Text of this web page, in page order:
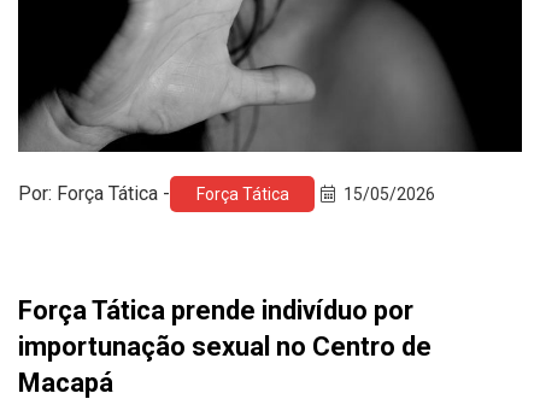
Por: Força Tática - Força Tática 15/05/2026
Força Tática prende indivíduo por
importunação sexual no Centro de
Macapá